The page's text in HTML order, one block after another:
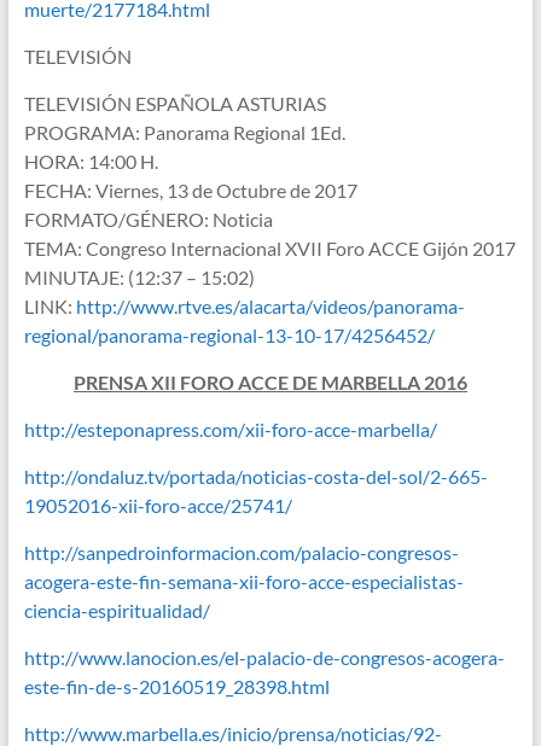
muerte/2177184.html
TELEVISIÓN
TELEVISIÓN ESPAÑOLA ASTURIAS
PROGRAMA: Panorama Regional 1Ed.
HORA: 14:00 H.
FECHA: Viernes, 13 de Octubre de 2017
FORMATO/GÉNERO: Noticia
TEMA: Congreso Internacional XVII Foro ACCE Gijón 2017
MINUTAJE: (12:37 – 15:02)
LINK: http://www.rtve.es/alacarta/videos/panorama-
regional/panorama-regional-13-10-17/4256452/
PRENSA XII FORO ACCE DE MARBELLA 2016
http://esteponapress.com/xii-foro-acce-marbella/
http://ondaluz.tv/portada/noticias-costa-del-sol/2-665-
19052016-xii-foro-acce/25741/
http://sanpedroinformacion.com/palacio-congresos-
acogera-este-fin-semana-xii-foro-acce-especialistas-
ciencia-espiritualidad/
http://www.lanocion.es/el-palacio-de-congresos-acogera-
este-fin-de-s-20160519_28398.html
http://www.marbella.es/inicio/prensa/noticias/92-